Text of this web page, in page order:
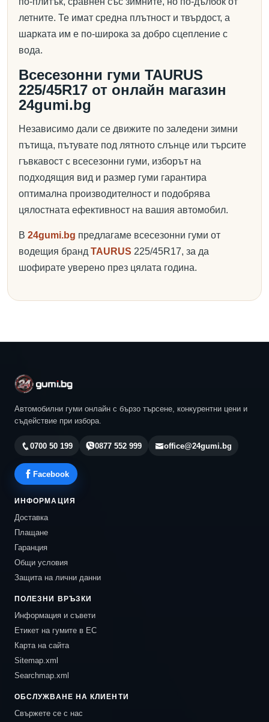
летните. Те имат средна плътност и твърдост, а
шарката им е по-широка за добро сцепление с
вода.
Всесезонни гуми TAURUS
225/45R17 от онлайн магазин
24gumi.bg
Независимо дали се движите по заледени зимни
пътища, пътувате под лятното слънце или търсите
гъвкавост с всесезонни гуми, изборът на
подходящия вид и размер гуми гарантира
оптимална производителност и подобрява
цялостната ефективност на вашия автомобил.
В 24gumi.bg предлагаме всесезонни гуми от
водещия бранд TAURUS 225/45R17, за да
шофирате уверено през цялата година.
Автомобилни гуми онлайн с бързо търсене, конкурентни цени и
съдействие при избора.
0700 50 199 0877 552 999 office@24gumi.bg
Facebook
ИНФОРМАЦИЯ
Доставка
Плащане
Гаранция
Общи условия
Защита на лични данни
ПОЛЕЗНИ ВРЪЗКИ
Информация и съвети
Етикет на гумите в ЕС
Карта на сайта
Sitemap.xml
Searchmap.xml
ОБСЛУЖВАНЕ НА КЛИЕНТИ
Свържете се с нас